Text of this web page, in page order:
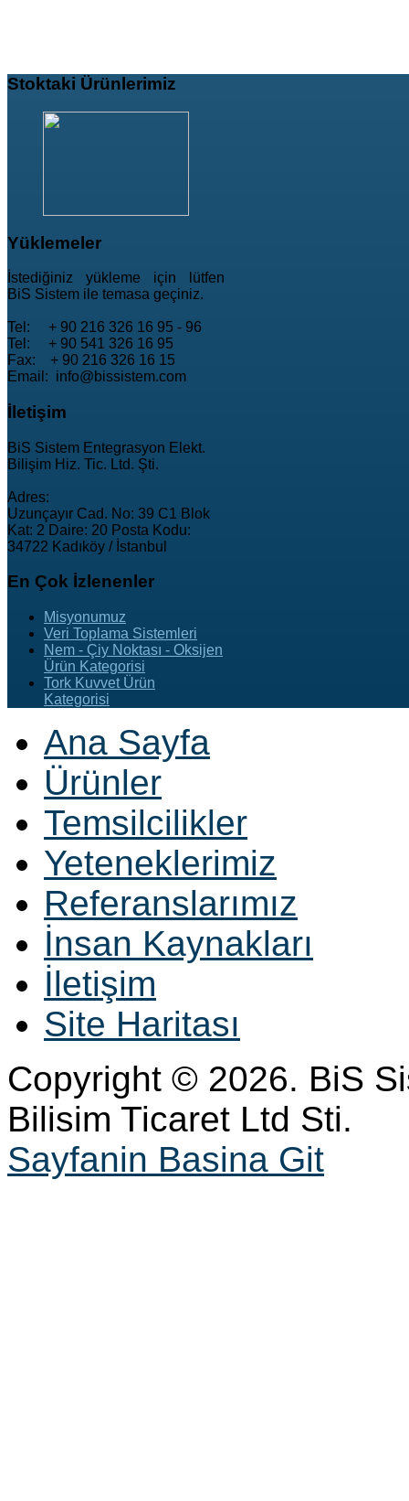
Stoktaki Ürünlerimiz
Yüklemeler
İstediğiniz yükleme için lütfen
BiS Sistem ile temasa geçiniz.
Tel: + 90 216 326 16 95 - 96
Tel: + 90 541 326 16 95
Fax: + 90 216 326 16 15
Email: info@bissistem.com
İletişim
BiS Sistem Entegrasyon Elekt.
Bilişim Hiz. Tic. Ltd. Şti.
Adres:
Uzunçayır Cad. No: 39 C1 Blok
Kat: 2 Daire: 20 Posta Kodu:
34722 Kadıköy / İstanbul
En Çok İzlenenler
Misyonumuz
Veri Toplama Sistemleri
Nem - Çiy Noktası - Oksijen
Ürün Kategorisi
Tork Kuvvet Ürün
Kategorisi
Ana Sayfa
Ürünler
Temsilcilikler
Yeteneklerimiz
Referanslarımız
İnsan Kaynakları
İletişim
Site Haritası
Copyright © 2026. BiS
Bilisim Ticaret Ltd Sti.
Sayfanin Basina Git